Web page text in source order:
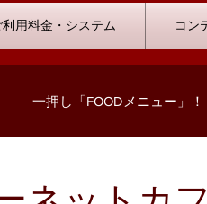
利用料金・システム コン
一押し「FOODメニュー」！